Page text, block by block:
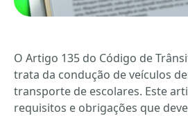
O Artigo 135 do Código de
trata da condução de veículos
transporte de escolares. Este
requisitos e obrigações que